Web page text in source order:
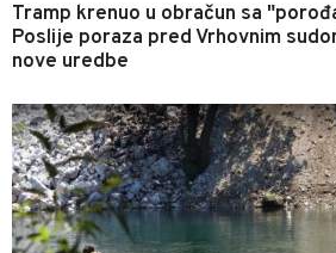
Tramp krenuo u obračun sa
Poslije poraza pred Vrhovnim
nove uredbe